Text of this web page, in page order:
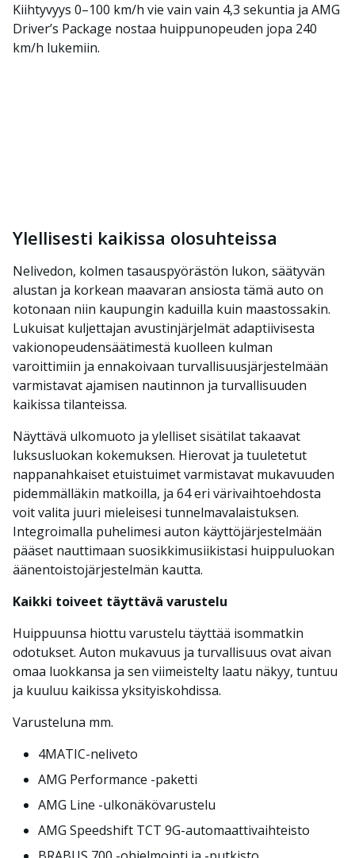
Kiihtyvyys 0–100 km/h vie vain vain 4,3 sekuntia ja AMG
Driver’s Package nostaa huippunopeuden jopa 240
km/h lukemiin.
Ylellisesti kaikissa olosuhteissa
Nelivedon, kolmen tasauspyörästön lukon, säätyvän
alustan ja korkean maavaran ansiosta tämä auto on
kotonaan niin kaupungin kaduilla kuin maastossakin.
Lukuisat kuljettajan avustinjärjelmät adaptiivisesta
vakionopeudensäätimestä kuolleen kulman
varoittimiin ja ennakoivaan turvallisuusjärjestelmään
varmistavat ajamisen nautinnon ja turvallisuuden
kaikissa tilanteissa.
Näyttävä ulkomuoto ja ylelliset sisätilat takaavat
luksusluokan kokemuksen. Hierovat ja tuuletetut
nappanahkaiset etuistuimet varmistavat mukavuuden
pidemmälläkin matkoilla, ja 64 eri värivaihtoehdosta
voit valita juuri mieleisesi tunnelmavalaistuksen.
Integroimalla puhelimesi auton käyttöjärjestelmään
pääset nauttimaan suosikkimusiikistasi huippuluokan
äänentoistojärjestelmän kautta.
Kaikki toiveet täyttävä varustelu
Huippuunsa hiottu varustelu täyttää isommatkin
odotukset. Auton mukavuus ja turvallisuus ovat aivan
omaa luokkansa ja sen viimeistelty laatu näkyy, tuntuu
ja kuuluu kaikissa yksityiskohdissa.
Varusteluna mm.
4MATIC-neliveto
AMG Performance -paketti
AMG Line -ulkonäkövarustelu
AMG Speedshift TCT 9G-automaattivaihteisto